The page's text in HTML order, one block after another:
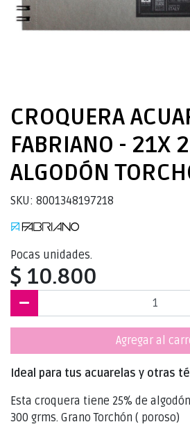
CROQUERA
FABRIANO - 21X
ALGODÓN
SKU: 8001348197218
Pocas unidades.
$ 10.800
Agregar al
Ideal para tus acuarelas y otras
Esta croquera tiene 25% de
300 grms. Grano Torchón ( poroso)